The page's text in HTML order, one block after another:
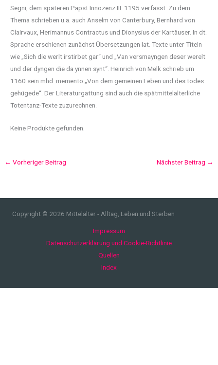
Segni, dem späteren Papst Innozenz III. 1195 verfasst. Zu dem
Thema schrieben u.a. auch Anselm von Canterbury, Bernhard von
Clairvaux, Herimannus Contractus und Dionysius der Kartäuser. In dt.
Sprache erschienen zunächst Übersetzungen lat. Texte unter Titeln
wie „Sich die werlt irstirbet gar“ und „Van versmayngen deser werelt
und der dyngen die da ynnen synt“. Heinrich von Melk schrieb um
1160 sein mhd. memento „Von dem gemeinen Leben und des todes
gehügede“. Der Literaturgattung sind auch die spätmittelalterliche
Totentanz-Texte zuzurechnen.
Keine Produkte gefunden.
← Vorheriger Beitrag Nächster Beitrag →
Copyright © 2026 Mittelalter - Alltag, Leben und Sterben
Impressum
Datenschutzerklärung und Cookie-Richtlinie
Quellen
Index